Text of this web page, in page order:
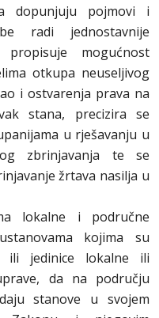
dopunjuju pojmovi i
radi jednostavnije
mogućnost
otkupa neuseljivog
i ostvarenja prava na
stana, precizira se
u rješavanju u
zbrinjavanja te se
žrtava nasilja u
lokalne i područne
kojima su
ili jedinice lokalne ili
da na području
stanove u svojem